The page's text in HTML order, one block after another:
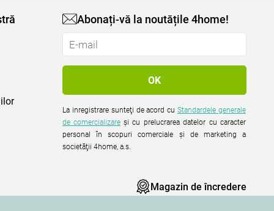
Abonați-vă la noutățile 4home!
La inregistrare sunteţi de acord cuStandardele generale
de comercializare şi cu prelucrarea datelor cu caracter
personal în scopuri comerciale şi de marketing a
societăţii 4home, a.s.
Magazin de încredere